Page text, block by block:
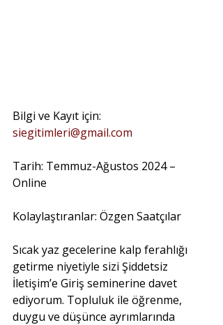
Bilgi ve Kayıt için:
siegitimleri@gmail.com
Tarih: Temmuz-Ağustos 2024 –
Online
Kolaylaştıranlar: Özgen Saatçılar
Sıcak yaz gecelerine kalp ferahlığı
getirme niyetiyle sizi Şiddetsiz
İletişim’e Giriş seminerine davet
ediyorum. Topluluk ile öğrenme,
duygu ve düşünce ayrımlarında